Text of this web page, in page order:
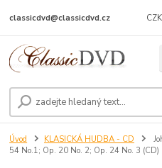
classicdvd@classicdvd.cz
Úvod KLASICKÁ HUDBA - CD
54 No.1; Op. 20 No. 2; Op. 24 No. 3 (CD)